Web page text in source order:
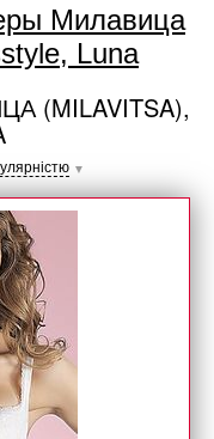
Милавица
Luna
(MILAVITSA),
▼